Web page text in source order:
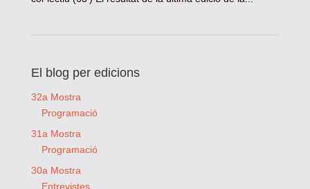
El blog per edicions
32a Mostra
Programació
31a Mostra
Programació
30a Mostra
Entrevistes